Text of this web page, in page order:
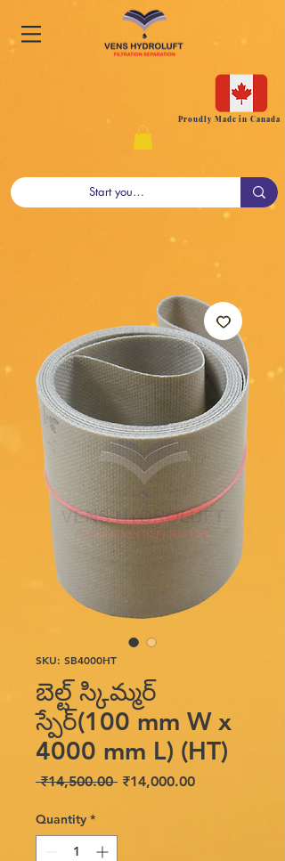
Proudly Made in Canada
SKU: SB4000HT
బెల్ట్ స్కిమ్మర్
స్పేర్(100 mm W x
4000 mm L) (HT)
₹14,500.00 Regular
₹14,000.00Sale
Quantity *